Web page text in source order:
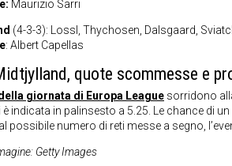
Maurizio Sarri
(4-3-3): Lossl, Thychosen, Dalsgaard,
: Albert Capellas
quote scommesse e
giornata di Europa League sorridono
è indicata in palinsesto a 5.25. Le chance di
possibile numero di reti messe a segno,
Getty Images